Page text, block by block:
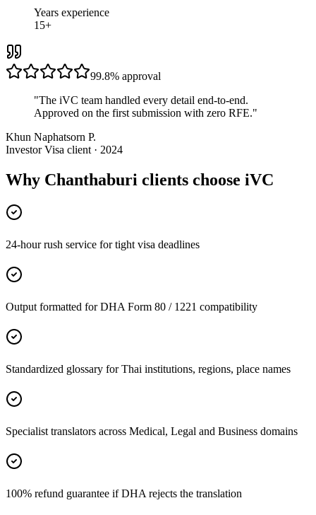
Years experience
15+
99.8% approval
"The iVC team handled every detail end-to-end.
Approved on the first submission with zero RFE."
Khun Naphatsorn P.
Investor Visa client · 2024
Why Chanthaburi clients choose iVC
24-hour rush service for tight visa deadlines
Output formatted for DHA Form 80 / 1221 compatibility
Standardized glossary for Thai institutions, regions, place names
Specialist translators across Medical, Legal and Business domains
100% refund guarantee if DHA rejects the translation